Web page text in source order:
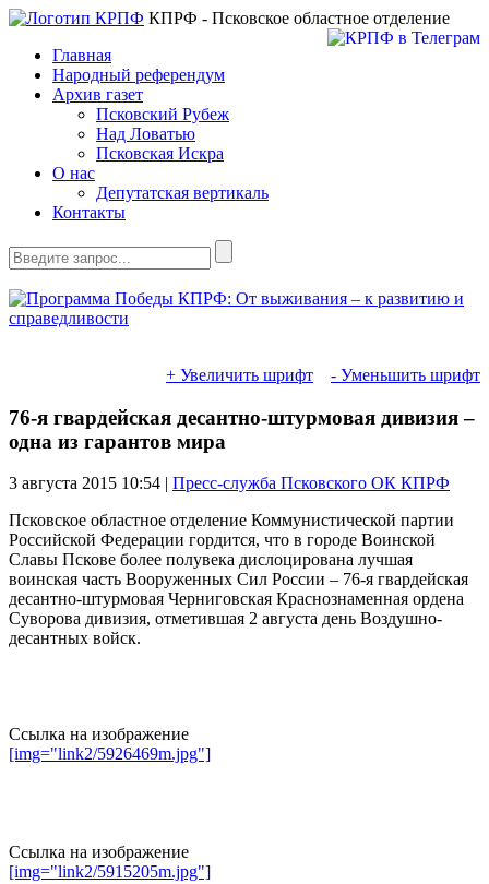
КПРФ - Псковское областное отделение
Главная
Народный референдум
Архив газет
Псковский Рубеж
Над Ловатью
Псковская Искра
О нас
Депутатская вертикаль
Контакты
+ Увеличить шрифт - Уменьшить шрифт
76-я гвардейская десантно-штурмовая дивизия –
одна из гарантов мира
3 августа 2015 10:54 | Пресс-служба Псковского ОК КПРФ
Псковское областное отделение Коммунистической партии
Российской Федерации гордится, что в городе Воинской
Славы Пскове более полувека дислоцирована лучшая
воинская часть Вооруженных Сил России – 76-я гвардейская
десантно-штурмовая Черниговская Краснознаменная ордена
Суворова дивизия, отметившая 2 августа день Воздушно-
десантных войск.
Ссылка на изображение
[img="link2/5926469m.jpg"]
Ссылка на изображение
[img="link2/5915205m.jpg"]